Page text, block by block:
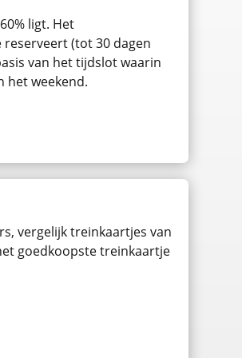
ligt. Het
(tot 30 dagen
van het tijdslot waarin
het weekend.
vergelijk treinkaartjes van
goedkoopste treinkaartje